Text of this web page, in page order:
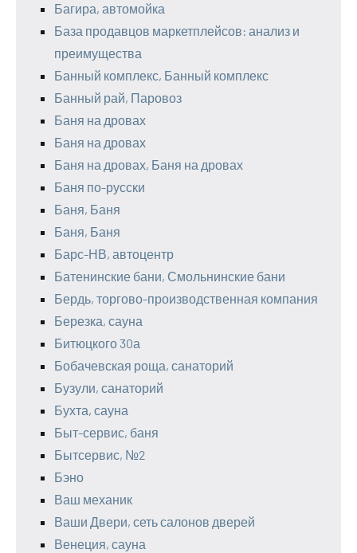
Багира, автомойка
База продавцов маркетплейсов: анализ и
преимущества
Банный комплекс, Банный комплекс
Банный рай, Паровоз
Баня на дровах
Баня на дровах
Баня на дровах, Баня на дровах
Баня по-русски
Баня, Баня
Баня, Баня
Барс-НВ, автоцентр
Батенинские бани, Смольнинские бани
Бердь, торгово-производственная компания
Березка, сауна
Битюцкого 30а
Бобачевская роща, санаторий
Бузули, санаторий
Бухта, сауна
Быт-сервис, баня
Бытсервис, №2
Бэно
Ваш механик
Ваши Двери, сеть салонов дверей
Венеция, сауна